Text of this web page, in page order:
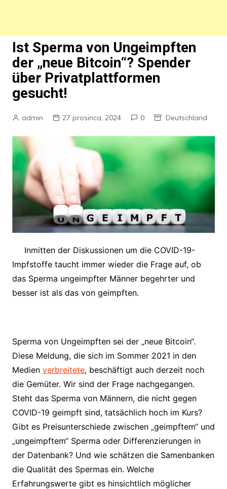
Ist Sperma von Ungeimpften
der „neue Bitcoin“? Spender
über Privatplattformen
gesucht!
admin 27 prosinca, 2024 0 Deutschland
Inmitten der Diskussionen um die COVID-19-
Impfstoffe taucht immer wieder die Frage auf, ob
das Sperma ungeimpfter Männer begehrter und
besser ist als das von geimpften.
Sperma von Ungeimpften sei der „neue Bitcoin“.
Diese Meldung, die sich im Sommer 2021 in den
Medien verbreitete, beschäftigt auch derzeit noch
die Gemüter. Wir sind der Frage nachgegangen.
Steht das Sperma von Männern, die nicht gegen
COVID-19 geimpft sind, tatsächlich hoch im Kurs?
Gibt es Preisunterschiede zwischen „geimpftem“ und
„ungeimpftem“ Sperma oder Differenzierungen in
der Datenbank? Und wie schätzen die Samenbanken
die Qualität des Spermas ein. Welche
Erfahrungswerte gibt es hinsichtlich möglicher